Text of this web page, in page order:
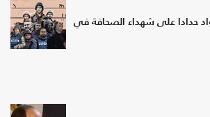
حدادا على شهداء الصحافة في